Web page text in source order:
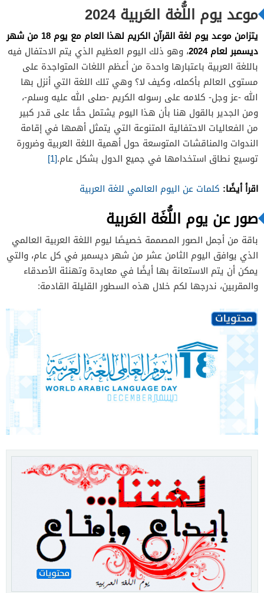
موعد يوم اللُّغة العَربية 2024
يتزامن موعد يوم لغة القرآن الكريم لهذا العام مع يوم 18 من شهر
ديسمبر لعام 2024
، وهو ذلك اليوم العظيم الذي يتم الاحتفال فيه
باللغة العربية باعتبارها واحدة من أعظم اللغات المتواجدة على
مستوى العالم بأكمله، وكيف لا؟ وهي تلك اللغة التي أنزل بها
الله -عز وجل- كلامه على رسوله الكريم -صلى الله عليه وسلم-،
ومن الجدير بالقول هنا بأن هذا اليوم يشتمل حقًا على قدر كبير
من الفعاليات الاحتفالية المتنوعة التي يتمثل أهمها في إقامة
الندوات والمناقشات المتوسعة حول أهمية اللغة العربية وضرورة
توسيع نطاق استخدامها في جميع الدول بشكل عام.[1]
اقرأ أيضًا: كلمات عن اليوم العالمي للغة العربية
صور عن يوم اللُّغَة العَربية
باقة من أجمل الصور المصممة خصيصًا ليوم اللغة العربية العالمي
الذي يوافق اليوم الثامن عشر من شهر ديسمبر في كل عام، والتي
يمكن أن يتم الاستعانة بها أيضًا في معايدة وتهنئة الأصدقاء
والمقربين، ندرجها لكم خلال هذه السطور القليلة القادمة: